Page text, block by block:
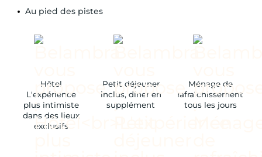
Au pied des pistes
Hôtel
L'expérience
plus intimiste
dans des lieux
exclusifs
Petit déjeuner
inclus, dîner en
supplément
Ménage de
rafraîchissement
tous les jours